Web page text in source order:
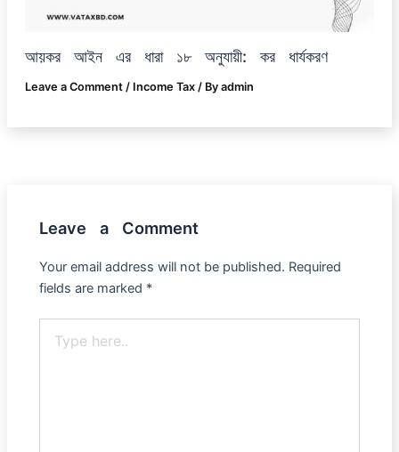
আয়কর আইন এর ধারা ১৮ অনুযায়ী: কর ধার্যকরণ
Leave a Comment / Income Tax/ By admin
Leave a Comment
Your email address will not be published. Required
fields are marked *
here..